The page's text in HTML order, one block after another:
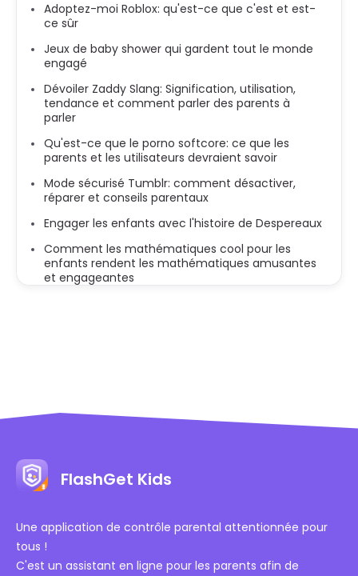
Adoptez-moi Roblox: qu'est-ce que c'est et est-
ce sûr
Jeux de baby shower qui gardent tout le monde
engagé
Dévoiler Zaddy Slang: Signification, utilisation,
tendance et comment parler des parents à
parler
Qu'est-ce que le porno softcore: ce que les
parents et les utilisateurs devraient savoir
Mode sécurisé Tumblr: comment désactiver,
réparer et conseils parentaux
Engager les enfants avec l'histoire de Despereaux
Comment les mathématiques cool pour les
enfants rendent les mathématiques amusantes
et engageantes
FlashGet Kids
Une application de contrôle parental attentionnée pour
tous !
C'est un assistant en ligne pour les parents afin de